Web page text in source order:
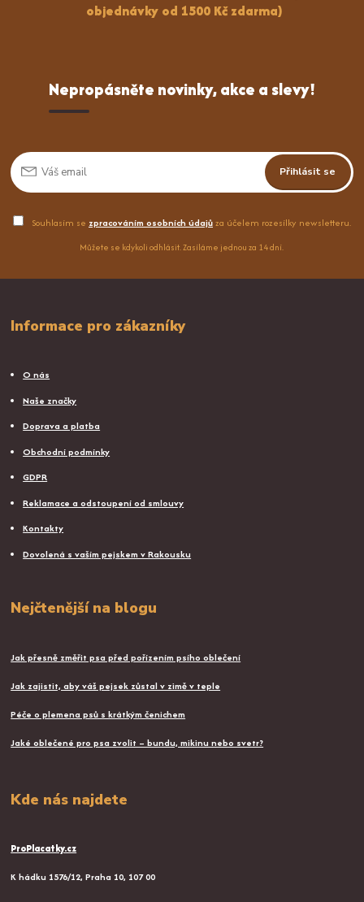
objednávky od 1500 Kč zdarma)
Nepropásněte novinky, akce a slevy!
Přihlásit se
Souhlasím se zpracováním osobních údajůza účelem rozesílky newsletteru.
Můžete se kdykoli odhlásit. Zasíláme jednou za 14 dní.
Informace pro zákazníky
O nás
Naše značky
Doprava a platba
Obchodní podmínky
GDPR
Reklamace a odstoupení od smlouvy
Kontakty
Dovolená s vaším pejskem v Rakousku
Nejčtenější na blogu
Jak přesně změřit psa před pořízením psího oblečení
Jak zajistit, aby váš pejsek zůstal v zimě v teple
Péče o plemena psů s krátkým čenichem
Jaké oblečené pro psa zvolit – bundu, mikinu nebo svetr?
Kde nás najdete
ProPlacatky.cz
K hádku 1576/12, Praha 10, 107 00